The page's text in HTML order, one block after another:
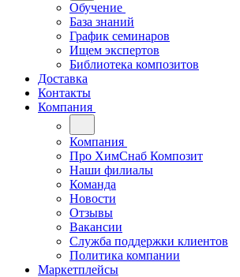
Обучение
База знаний
График семинаров
Ищем экспертов
Библиотека композитов
Доставка
Контакты
Компания
Компания
Про ХимСнаб Композит
Наши филиалы
Команда
Новости
Отзывы
Вакансии
Служба поддержки клиентов
Политика компании
Маркетплейсы